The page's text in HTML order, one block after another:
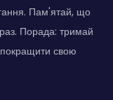
Пам'ятай, що
Порада: тримай
покращити свою